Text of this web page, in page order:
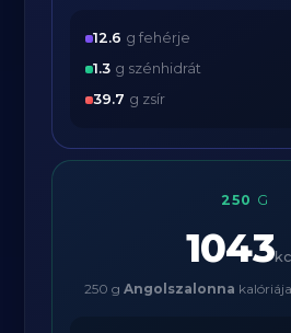
12.6 g fehérje
1.3 g szénhidrát
39.7 g zsír
250 G
1043
250 g Angolszalonna